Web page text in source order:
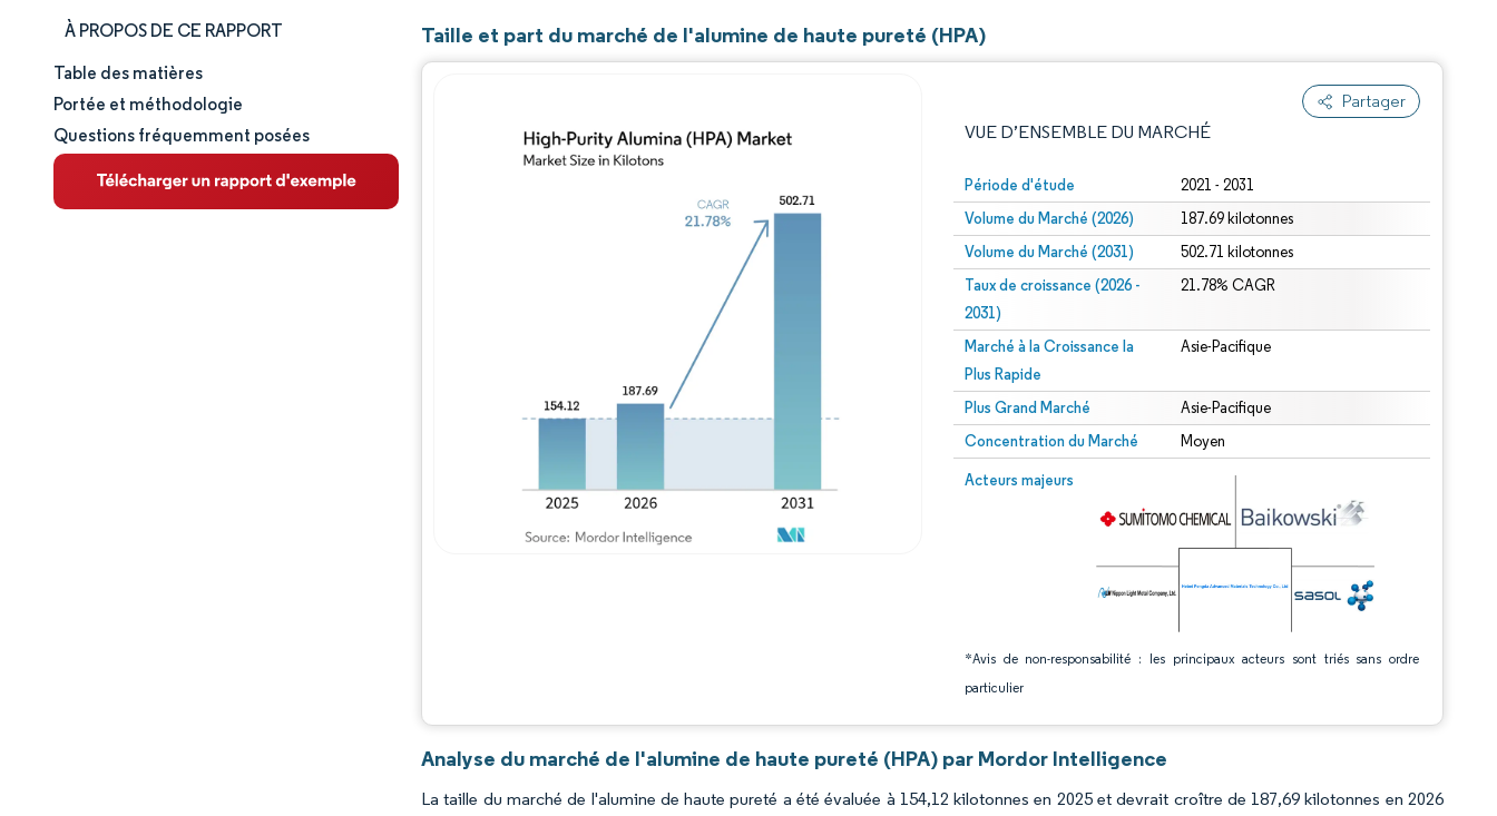
À PROPOS DE CE RAPPORT
Taille et part de marché
Analyse du marché
Tendances et perspectives
Table des matières
Portée et méthodologie
Questions fréquemment posées
Taille et part du marché de l'alumine de haute pureté (HPA)
Partager
VUE D’ENSEMBLE DU MARCHÉ
Période d'étude 2021 - 2031
Volume du Marché (2026) 187.69 kilotonnes
Volume du Marché (2031) 502.71 kilotonnes
Taux de croissance (2026 -
2031)
21.78% CAGR
Marché à la Croissance la
Plus Rapide
Asie-Pacifique
Plus Grand Marché Asie-Pacifique
Concentration du Marché Moyen
Acteurs majeurs
*Avis de non-responsabilité : les principaux acteurs sont triés sans ordre
particulier
Image © Mordor Intelligence. La réutilisation nécessite une attribution sous CC BY 4.0.
Image © Mordor Intelligence. La réutilisation nécessite une attribution sous CC BY 4.0.
Analyse du marché de l'alumine de haute pureté (HPA) par Mordor Intelligence
La taille du marché de l'alumine de haute pureté a été évaluée à 154,12 kilotonnes en 2025 et devrait croître de 187,69 kilotonnes en 2026